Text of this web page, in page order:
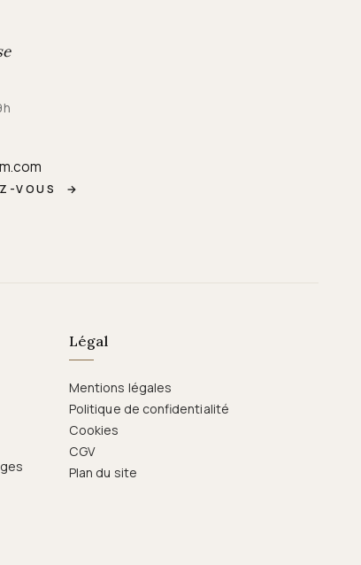
VOUS →
Légal
Mentions légales
Politique de confidentialité
Cookies
CGV
Plan du site